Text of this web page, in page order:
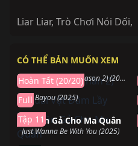
Liar Liar, Trò Chơi Nói Dối,
CÓ THỂ BẢN MUỐN XEM
Mộng Giới (Phần 2)
LEGO DREAMZzz (Season 2) (2024)
Hoàn Tất (20/20)
Quái Vật Đầm Lầy
The Bayou (2025)
Full
Hoàn thành
Ba Lần Gả Cho Ma Quân
Just Wanna Be With You (2025)
Tập 11
Đang chiếu
Đang chiếu